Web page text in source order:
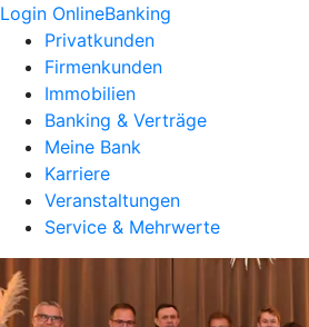
Login OnlineBanking
Privatkunden
Firmenkunden
Immobilien
Banking & Verträge
Meine Bank
Karriere
Veranstaltungen
Service & Mehrwerte